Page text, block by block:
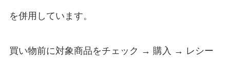
を併用しています。
買い物前に対象商品をチェック → 購入 → レシー